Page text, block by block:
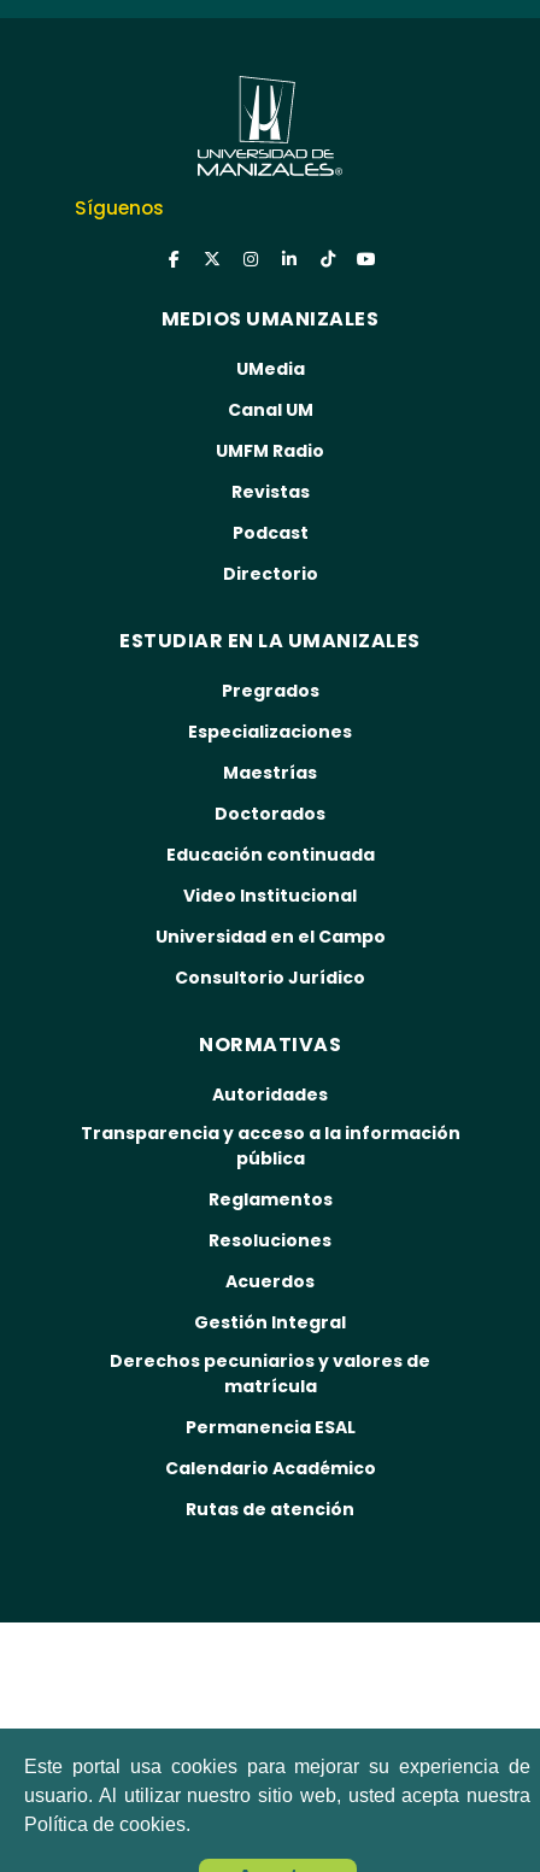
Síguenos
MEDIOS UMANIZALES
UMedia
Canal UM
UMFM Radio
Revistas
Podcast
Directorio
ESTUDIAR EN LA UMANIZALES
Pregrados
Especializaciones
Maestrías
Doctorados
Educación continuada
Video Institucional
Universidad en el Campo
Consultorio Jurídico
NORMATIVAS
Autoridades
Transparencia y acceso a la información
pública
Reglamentos
Resoluciones
Acuerdos
Gestión Integral
Derechos pecuniarios y valores de
matrícula
Permanencia ESAL
Calendario Académico
Rutas de atención
Este portal usa cookies para mejorar su experiencia de
usuario. Al utilizar nuestro sitio web, usted acepta nuestra
Política de cookies.